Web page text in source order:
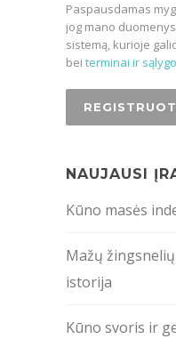
Paspausdamas
jog mano
sistemą, kurioje
bei terminai ir
NAUJAUSI
Kūno masės
Mažų
istorija
Kūno svoris ir